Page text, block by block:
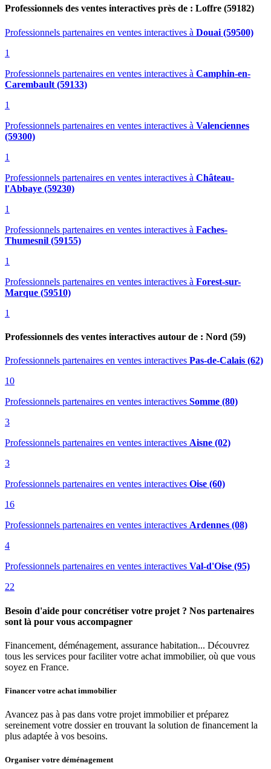
Professionnels des ventes interactives près de : Loffre (59182)
Professionnels partenaires en ventes interactives à Douai (59500)
1
Professionnels partenaires en ventes interactives à Camphin-en-
Carembault (59133)
1
Professionnels partenaires en ventes interactives à Valenciennes
(59300)
1
Professionnels partenaires en ventes interactives à Château-
l'Abbaye (59230)
1
Professionnels partenaires en ventes interactives à Faches-
Thumesnil (59155)
1
Professionnels partenaires en ventes interactives à Forest-sur-
Marque (59510)
1
Professionnels des ventes interactives autour de : Nord (59)
Professionnels partenaires en ventes interactives Pas-de-Calais (62)
10
Professionnels partenaires en ventes interactives Somme (80)
3
Professionnels partenaires en ventes interactives Aisne (02)
3
Professionnels partenaires en ventes interactives Oise (60)
16
Professionnels partenaires en ventes interactives Ardennes (08)
4
Professionnels partenaires en ventes interactives Val-d'Oise (95)
22
Besoin d'aide pour concrétiser votre projet ? Nos partenaires
sont là pour vous accompagner
Financement, déménagement, assurance habitation... Découvrez
tous les services pour faciliter votre achat immobilier, où que vous
soyez en France.
Financer votre achat immobilier
Avancez pas à pas dans votre projet immobilier et préparez
sereinement votre dossier en trouvant la solution de financement la
plus adaptée à vos besoins.
Organiser votre déménagement